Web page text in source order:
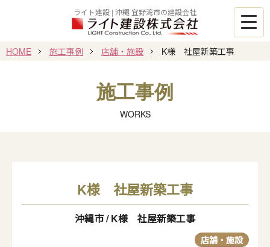
ライト建設 | 沖縄 宜野湾市の建設会社
HOME 施工事例 店舗・施設 K様 社屋新築工事
施工事例
WORKS
K様 社屋新築工事
沖縄市/K様 社屋新築工事
店舗・施設